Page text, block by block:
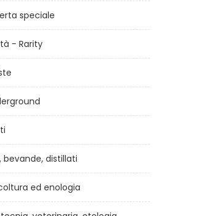
The Who show
a cura di Teddy Clarke
€12,00
speciale
- Rarity
bevande, distillati
ed enologia